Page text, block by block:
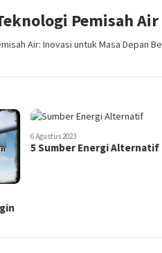
Pemisah Air
Air: Inovasi untuk Masa Depan
6 Agustus 2023
5 Sumber Energi Alternatif